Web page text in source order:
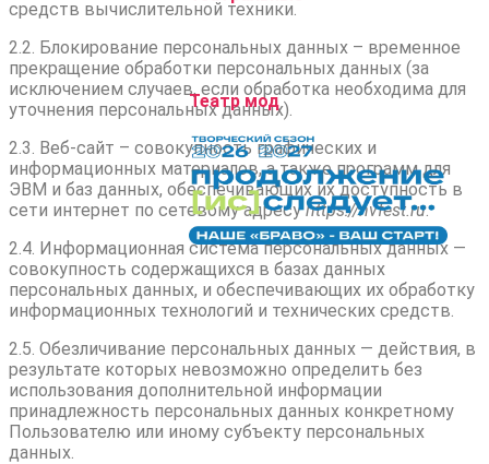
Театр мод
средств вычислительной техники.
2.2. Блокирование персональных данных – временное
прекращение обработки персональных данных (за
исключением случаев, если обработка необходима для
уточнения персональных данных).
2.3. Веб-сайт – совокупность графических и
информационных материалов, а также программ для
ЭВМ и баз данных, обеспечивающих их доступность в
сети интернет по сетевому адресуhttpsː//nvfest.ru.
2.4. Информационная система персональных данных —
совокупность содержащихся в базах данных
персональных данных, и обеспечивающих их обработку
информационных технологий и технических средств.
2.5. Обезличивание персональных данных — действия, в
результате которых невозможно определить без
использования дополнительной информации
принадлежность персональных данных конкретному
Пользователю или иному субъекту персональных
данных.